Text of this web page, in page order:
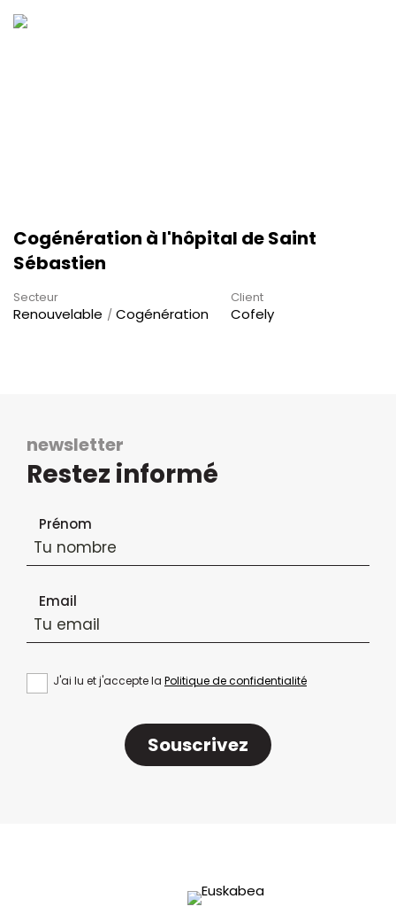
Cogénération à l'hôpital de Saint
Sébastien
Secteur
Renouvelable Cogénération
Client
Cofely
newsletter
Restez informé
Formulaire d'inscription à la newsletter
Prénom
Email
J'ai lu et j'accepte la Politique de confidentialité
Souscrivez